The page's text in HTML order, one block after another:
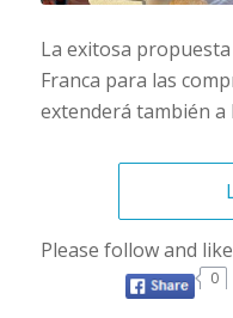
La exitosa
Franca para las
extenderá también a
Please follow and
0